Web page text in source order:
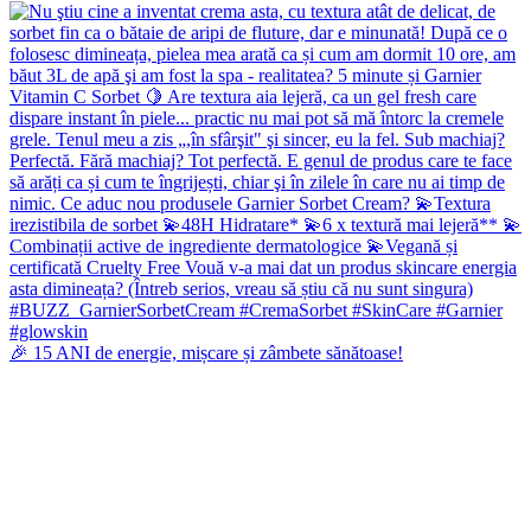
🎉 15 ANI de energie, mișcare și zâmbete sănătoase!